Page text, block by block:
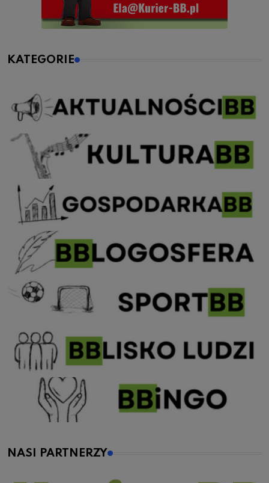
KATEGORIE
NASI PARTNERZY